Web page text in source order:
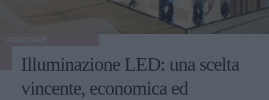
Illuminazione LED: una scelta
vincente, economica ed